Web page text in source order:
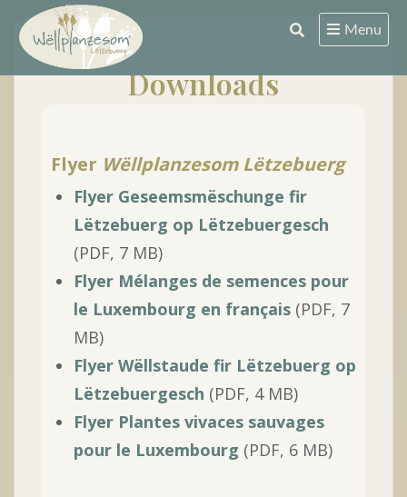
Skip
content
Menu
Downloads
Flyer Wëllplanzesom Lëtzebuerg
Flyer Geseemsmëschunge fir
Lëtzebuerg op Lëtzebuergesch
(PDF, 7 MB)
Flyer Mélanges de semences pour
le Luxembourg en français (PDF, 7
MB)
Flyer Wëllstaude fir Lëtzebuerg op
Lëtzebuergesch (PDF, 4 MB)
Flyer Plantes vivaces sauvages
pour le Luxembourg (PDF, 6 MB)